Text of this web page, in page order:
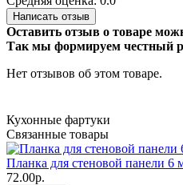
Написать отзыв
Оставить отзыв о товаре
Так мы формируем честный
Нет отзывов об этом товаре.
Кухонные фартуки
Связанные товары
Планка для стеновой панели 6
72.00р.